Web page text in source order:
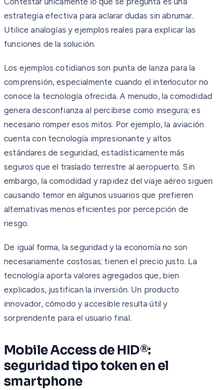
estrategia efectiva para aclarar dudas sin abrumar.
Utilice analogías y ejemplos reales para explicar las
funciones de la solución.
Los ejemplos cotidianos son punta de lanza para la
comprensión, especialmente cuando el interlocutor no
conoce la tecnología ofrecida. A menudo, la comodidad
genera desconfianza al percibirse como insegura; es
necesario romper esos mitos. Por ejemplo, la aviación
cuenta con tecnología impresionante y altos
estándares de seguridad, estadísticamente más
seguros que el traslado terrestre al aeropuerto. Sin
embargo, la comodidad y rapidez del viaje aéreo siguen
causando temor en algunos usuarios que prefieren
alternativas menos eficientes por percepción de
riesgo.
De igual forma, la seguridad y la economía no son
necesariamente costosas; tienen el precio justo. La
tecnología aporta valores agregados que, bien
explicados, justifican la inversión. Un producto
innovador, cómodo y accesible resulta útil y
sorprendente para el usuario final.
Mobile Access de HID®:
seguridad tipo token en el
smartphone